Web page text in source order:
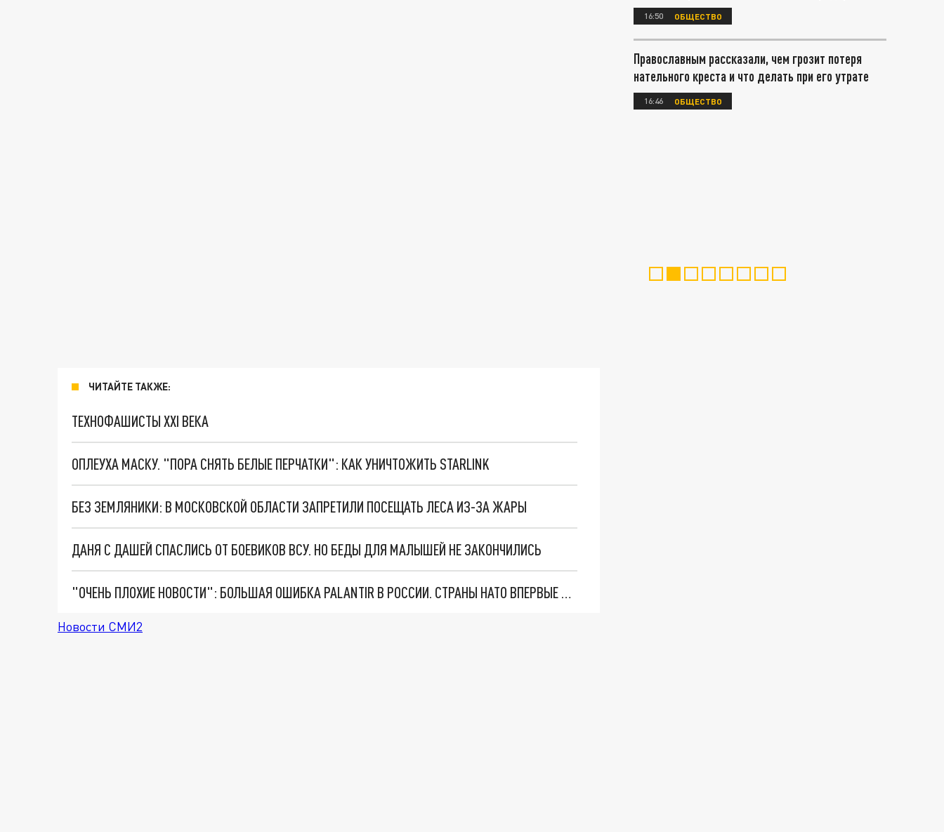
ЧИТАЙТЕ ТАКЖЕ:
ТЕХНОФАШИСТЫ XXI ВЕКА
ОПЛЕУХА МАСКУ. "ПОРА СНЯТЬ БЕЛЫЕ ПЕРЧАТКИ": КАК УНИЧТОЖИТЬ STARLINK
БЕЗ ЗЕМЛЯНИКИ: В МОСКОВСКОЙ ОБЛАСТИ ЗАПРЕТИЛИ ПОСЕЩАТЬ ЛЕСА ИЗ-ЗА ЖАРЫ
ДАНЯ С ДАШЕЙ СПАСЛИСЬ ОТ БОЕВИКОВ ВСУ. НО БЕДЫ ДЛЯ МАЛЫШЕЙ НЕ ЗАКОНЧИЛИСЬ
"ОЧЕНЬ ПЛОХИЕ НОВОСТИ": БОЛЬШАЯ ОШИБКА PALANTIR В РОССИИ. СТРАНЫ НАТО ВПЕРВЫЕ ЗА СВО ОСТАНОВИЛИ ПОСТАВКИ ОРУЖИЯ. ВСУ ТЕРЯЮТ ПРИГРАНИЧЬЕ?
Новости СМИ2
16:50 ОБЩЕСТВО
Православным рассказали, чем грозит потеря
нательного креста и что делать при его утрате
16:46 ОБЩЕСТВО